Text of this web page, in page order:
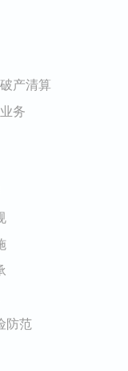
产清算
务
防范